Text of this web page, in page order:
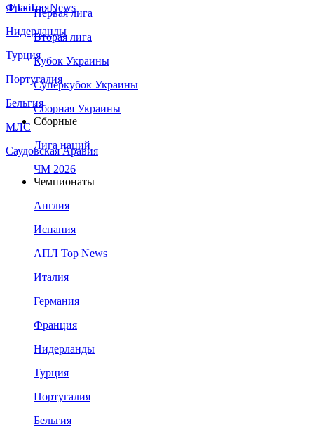
Франция
Нидерланды
Турция
Португалия
Бельгия
МЛС
Саудовская Аравия
ЛЧ - Top News
Первая лига
Вторая лига
Кубок Украины
Суперкубок Украины
Сборная Украины
Сборные
Лига наций
ЧМ 2026
Чемпионаты
Англия
Испания
АПЛ Top News
Италия
Германия
Франция
Нидерланды
Турция
Португалия
Бельгия